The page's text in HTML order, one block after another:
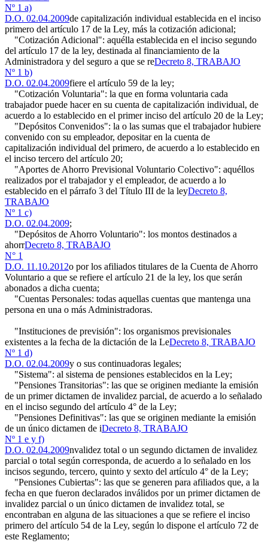
Nº 1 a)
D.O. 02.04.2009de capitalización individual establecida en el inciso
primero del artículo 17 de la Ley, más la cotización adicional;
"Cotización Adicional": aquélla establecida en el inciso segundo
del artículo 17 de la ley, destinada al financiamiento de la
Administradora y del seguro a que se reDecreto 8, TRABAJO
Nº 1 b)
D.O. 02.04.2009fiere el artículo 59 de la ley;
"Cotización Voluntaria": la que en forma voluntaria cada
trabajador puede hacer en su cuenta de capitalización individual, de
acuerdo a lo establecido en el primer inciso del artículo 20 de la Ley;
"Depósitos Convenidos": la o las sumas que el trabajador hubiere
convenido con su empleador, depositar en la cuenta de
capitalización individual del primero, de acuerdo a lo establecido en
el inciso tercero del artículo 20;
"Aportes de Ahorro Previsional Voluntario Colectivo": aquéllos
realizados por el trabajador y el empleador, de acuerdo a lo
establecido en el párrafo 3 del Título III de la leyDecreto 8,
TRABAJO
Nº 1 c)
D.O. 02.04.2009;
"Depósitos de Ahorro Voluntario": los montos destinados a
ahorrDecreto 8, TRABAJO
N° 1
D.O. 11.10.2012o por los afiliados titulares de la Cuenta de Ahorro
Voluntario a que se refiere el artículo 21 de la ley, los que serán
abonados a dicha cuenta;
"Cuentas Personales: todas aquellas cuentas que mantenga una
persona en una o más Administradoras.
"Instituciones de previsión": los organismos previsionales
existentes a la fecha de la dictación de la LeDecreto 8, TRABAJO
Nº 1 d)
D.O. 02.04.2009y o sus continuadoras legales;
"Sistema": al sistema de pensiones establecidos en la Ley;
"Pensiones Transitorias": las que se originen mediante la emisión
de un primer dictamen de invalidez parcial, de acuerdo a lo señalado
en el inciso segundo del artículo 4° de la Ley;
"Pensiones Definitivas": las que se originen mediante la emisión
de un único dictamen de iDecreto 8, TRABAJO
Nº 1 e y f)
D.O. 02.04.2009nvalidez total o un segundo dictamen de invalidez
parcial o total según corresponda, de acuerdo a lo señalado en los
incisos segundo, tercero, quinto y sexto del artículo 4° de la Ley;
"Pensiones Cubiertas": las que se generen para afiliados que, a la
fecha en que fueron declarados inválidos por un primer dictamen de
invalidez parcial o un único dictamen de invalidez total, se
encontraban en alguna de las situaciones a que se refiere el inciso
primero del artículo 54 de la Ley, según lo dispone el artículo 72 de
este Reglamento;